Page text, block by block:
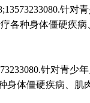
针对
各种身体僵硬疾
针对青少
身体僵硬疾病、肌